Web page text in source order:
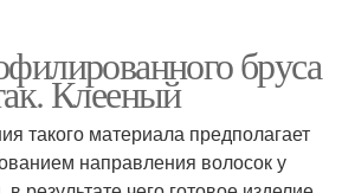
бруса
Клееный
такого материала предполагает
направления волосок у